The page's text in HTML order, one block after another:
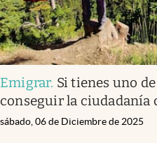
Emigrar. Si tienes uno
conseguir la ciudadanía
sábado, 06 de Diciembre de 2025